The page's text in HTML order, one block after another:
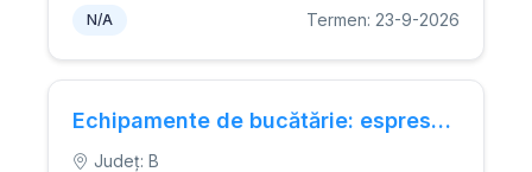
N/A Termen: 23-9-2026
Echipamente de bucătărie: espressor cafea, cuptor cu microunde, ladă frigorifică, recipient colectare gunoi
Județ: B